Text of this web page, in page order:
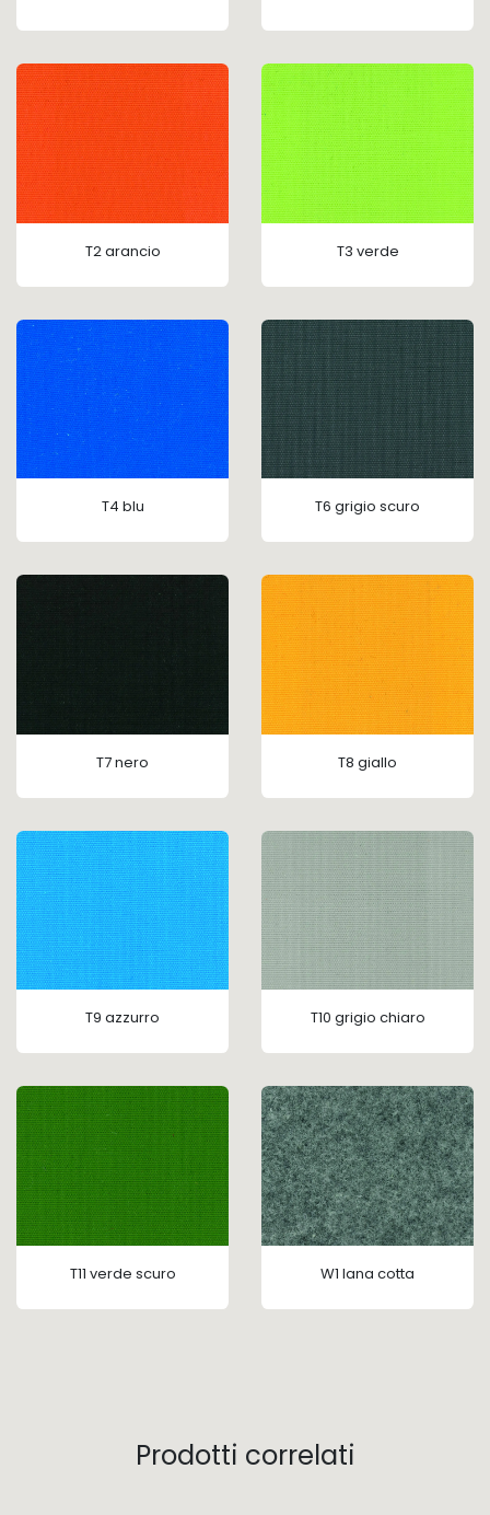
T2 arancio T3 verde
T4 blu T6 grigio scuro
T7 nero T8 giallo
T9 azzurro T10 grigio chiaro
T11 verde scuro W1 lana cotta
Prodotti correlati